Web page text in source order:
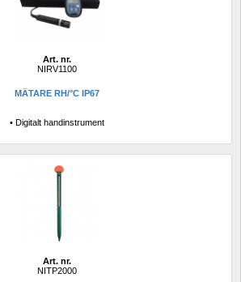
Art. nr.
NIRV1100
MÄTARE RH/°C IP67
• Digitalt handinstrument
Art. nr.
NITP2000